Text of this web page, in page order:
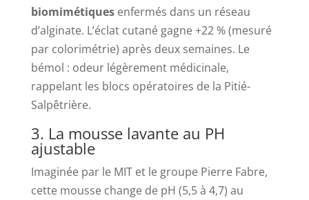
biomimétiquesenfermés dans un réseau
d’alginate. L’éclat cutané gagne +22 % (mesuré
par colorimétrie) après deux semaines. Le
bémol : odeur légèrement médicinale,
rappelant les blocs opératoires de la Pitié-
Salpêtrière.
3. La mousse lavante au PH
ajustable
Imaginée par le MIT et le groupe Pierre Fabre,
cette mousse change de pH (5,5 à 4,7) au